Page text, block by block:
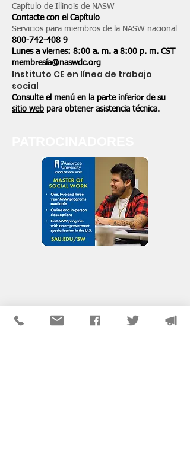
Capítulo de Illinois de NASW
Contacte con el Capítulo
Servicios para miembros de la NASW nacional
800-742-408 9
Lunes a viernes: 8:00 a. m. a 8:00 p. m. CST
membresía@naswdc.org
Instituto CE en línea de trabajo
social
Consulte el menú en la parte inferior de su
sitio web para obtener asistencia técnica.